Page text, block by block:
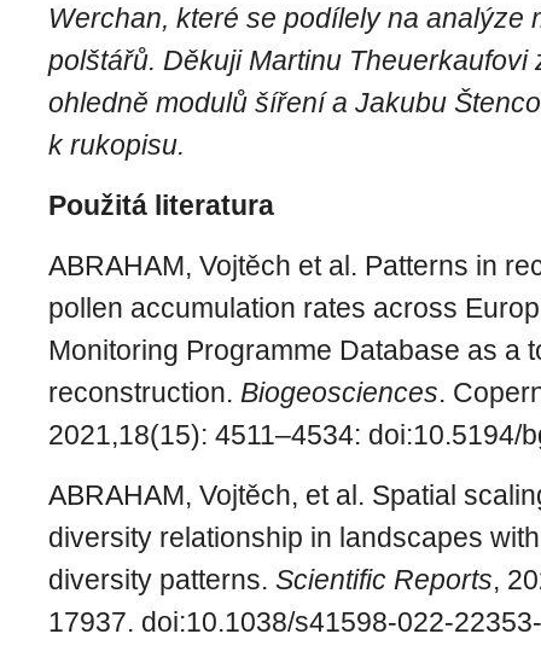
Werchan, které se podílely na analýze
polštářů. Děkuji Martinu Theuerkaufovi
ohledně modulů šíření a Jakubu
k rukopisu.
Použitá literatura
ABRAHAM, Vojtěch et al. Patterns in
pollen accumulation rates across
Monitoring Programme Database as a
reconstruction. Biogeosciences.
2021,18(15): 4511–4534: doi:10.5194/
ABRAHAM, Vojtěch, et al. Spatial
diversity relationship in landscapes
diversity patterns. Scientific Reports,
17937. doi:10.1038/s41598-022-